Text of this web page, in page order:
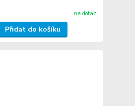
na dotaz
Přidat do košíku